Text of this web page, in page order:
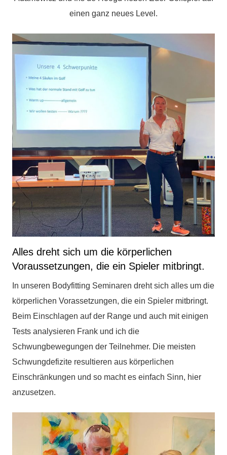
einen ganz neues Level.
Alles dreht sich um die körperlichen
Voraussetzungen, die ein Spieler mitbringt.
In unseren Bodyfitting Seminaren dreht sich alles um die
körperlichen Vorassetzungen, die ein Spieler mitbringt.
Beim Einschlagen auf der Range und auch mit einigen
Tests analysieren Frank und ich die
Schwungbewegungen der Teilnehmer. Die meisten
Schwungdefizite resultieren aus körperlichen
Einschränkungen und so macht es einfach Sinn, hier
anzusetzen.